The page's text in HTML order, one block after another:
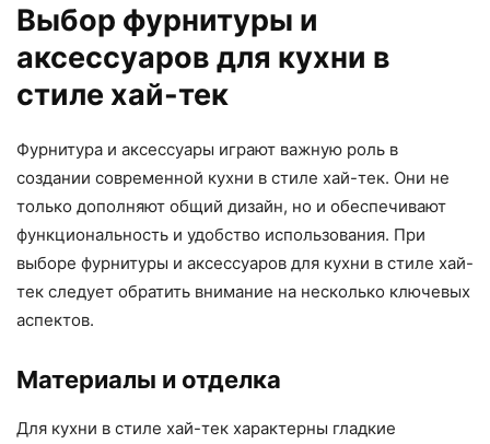
Выбор фурнитуры и
аксессуаров для кухни в
стиле хай-тек
Фурнитура и аксессуары играют важную роль в
создании современной кухни в стиле хай-тек. Они не
только дополняют общий дизайн, но и обеспечивают
функциональность и удобство использования. При
выборе фурнитуры и аксессуаров для кухни в стиле хай-
тек следует обратить внимание на несколько ключевых
аспектов.
Материалы и отделка
Для кухни в стиле хай-тек характерны гладкие